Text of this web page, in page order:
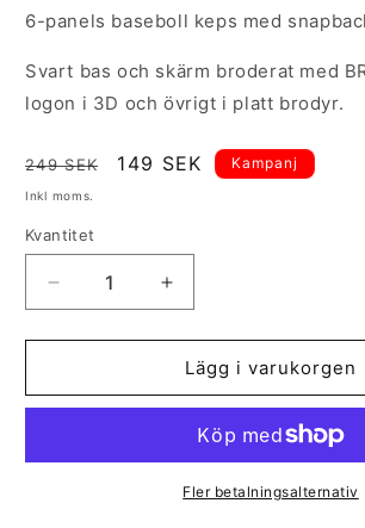
6-panels baseboll keps med
Svart bas och skärm broderat med
logon i 3D och övrigt i platt brodyr.
Ordinarie
pris
249 SEK Försäljningspris
149 SEK Kampanj
Inkl moms.
Kvantitet
Kvantitet
Minska
kvantitet
för
Brahe
Öka
kvantitet
för
Snapback
Brahe
Lägg i varukorgen
Fler betalningsalternativ